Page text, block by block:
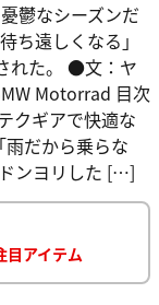
鬱なシーズンだ
ち遠しくなる」
れた。 ●文：ヤ
Motorrad 目次
クギアで快適な
だから乗らな
ンヨリした […]
目アイテム